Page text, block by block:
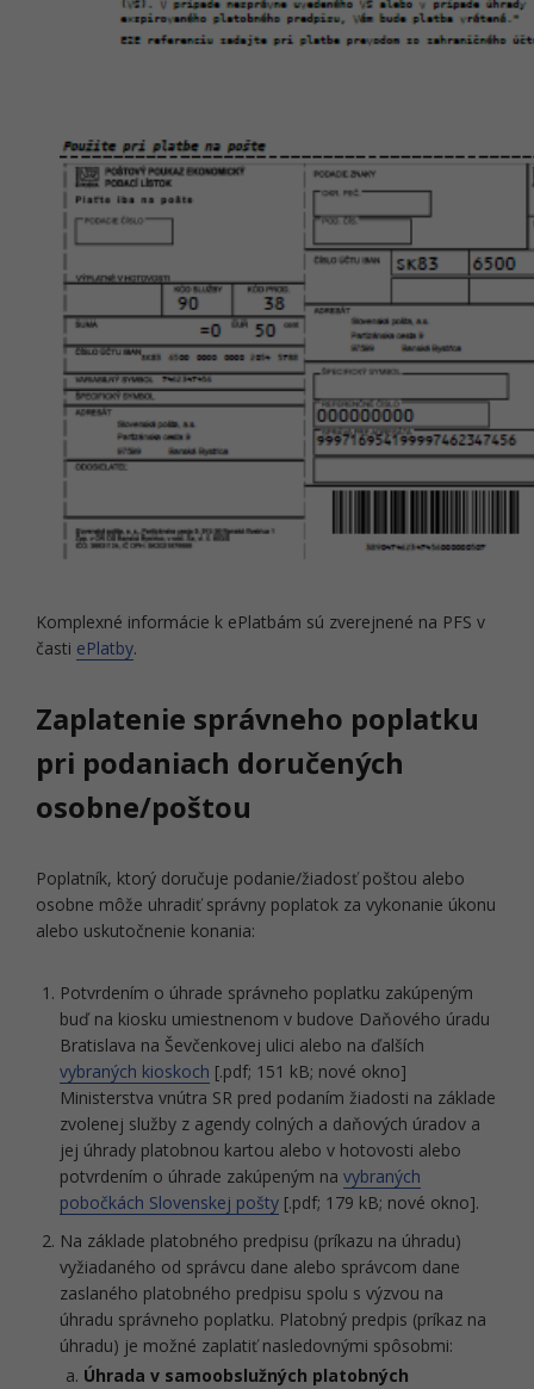
Komplexné informácie k ePlatbám sú zverejnené na PFS v
časti ePlatby.
Zaplatenie správneho poplatku
pri podaniach doručených
osobne/poštou
Poplatník, ktorý doručuje podanie/žiadosť poštou alebo
osobne môže uhradiť správny poplatok za vykonanie úkonu
alebo uskutočnenie konania:
Potvrdením o úhrade správneho poplatku zakúpeným
buď na kiosku umiestnenom v budove Daňového úradu
Bratislava na Ševčenkovej ulici alebo na ďalších
vybraných kioskoch [.pdf; 151 kB; nové okno]
Ministerstva vnútra SR pred podaním žiadosti na základe
zvolenej služby z agendy colných a daňových úradov a
jej úhrady platobnou kartou alebo v hotovosti alebo
potvrdením o úhrade zakúpeným na vybraných
pobočkách Slovenskej pošty [.pdf; 179 kB; nové okno].
Na základe platobného predpisu (príkazu na úhradu)
vyžiadaného od správcu dane alebo správcom dane
zaslaného platobného predpisu spolu s výzvou na
úhradu správneho poplatku. Platobný predpis (príkaz na
úhradu) je možné zaplatiť nasledovnými spôsobmi:
Úhrada v samoobslužných platobných